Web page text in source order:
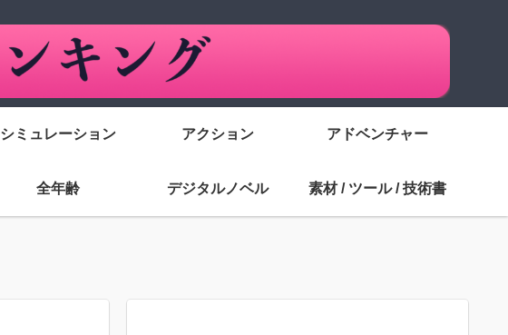
シミュレーション アクション アドベンチャー
全年齢 デジタルノベル 素材 / ツール / 技術書